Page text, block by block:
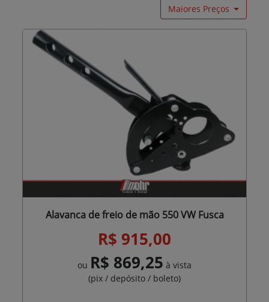
Maiores Preços
Alavanca de freio de mão 550 VW Fusca
R$ 915,00
ou R$ 869,25 à vista
(pix / depósito / boleto)